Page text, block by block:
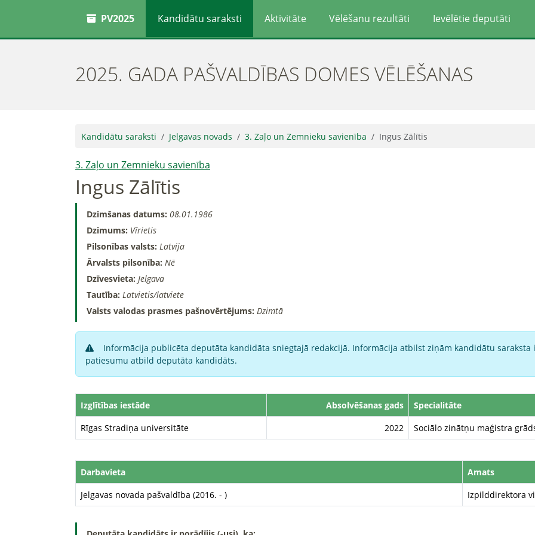
PV2025 Kandidātu saraksti Aktivitāte Vēlēšanu rezultāti Ievēlētie deputāti
2025. GADA PAŠVALDĪBAS DOMES VĒLĒŠANAS
Kandidātu saraksti Jelgavas novads 3. Zaļo un Zemnieku savienība Ingus Zālītis
3. Zaļo un Zemnieku savienība
Ingus Zālītis
Dzimšanas datums: 08.01.1986
Dzimums: Vīrietis
Pilsonības valsts: Latvija
Ārvalsts pilsonība: Nē
Dzīvesvieta: Jelgava
Tautība: Latvietis/latviete
Valsts valodas prasmes pašnovērtējums: Dzimtā
Informācija publicēta deputāta kandidāta sniegtajā redakcijā. Informācija atbilst ziņām kandidātu saraksta
patiesumu atbild deputāta kandidāts.
Izglītības iestāde Absolvēšanas gads
Specialitāte
Rīgas Stradiņa universitāte
2022 Sociālo zinātņu maģistra
Darbavieta
Amats
Jelgavas novada pašvaldība (2016. - )
Izpilddirektora